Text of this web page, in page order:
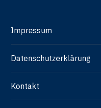
Impressum
Datenschutzerklärung
Kontakt